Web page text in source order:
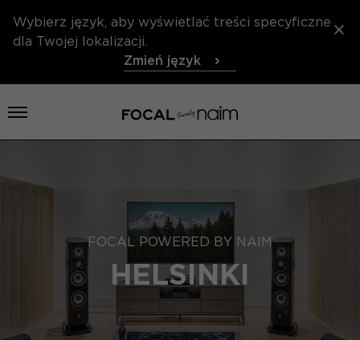
Wybierz język, aby wyświetlać treści specyficzne
dla Twojej lokalizacji.
Zmień język
Otwórz menu
FOCAL POWERED BY NAIM
HELSINKI